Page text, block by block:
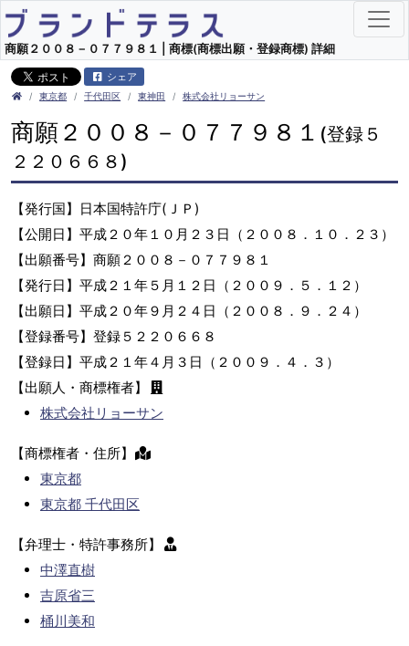
商願２００８－０７７９８１ | 商標(商標出願・登録商標) 詳細
シェア
東京都 千代田区 東神田 株式会社リョーサン
商願２００８－０７７９８１ (登録５
２２０６６８)
【発行国】日本国特許庁(ＪＰ)
【公開日】平成２０年１０月２３日（２００８．１０．２３）
【出願番号】商願２００８－０７７９８１
【発行日】平成２１年５月１２日（２００９．５．１２）
【出願日】平成２０年９月２４日（２００８．９．２４）
【登録番号】登録５２２０６６８
【登録日】平成２１年４月３日（２００９．４．３）
【出願人・商標権者】
株式会社リョーサン
【商標権者・住所】
東京都
東京都 千代田区
【弁理士・特許事務所】
中澤直樹
吉原省三
桶川美和